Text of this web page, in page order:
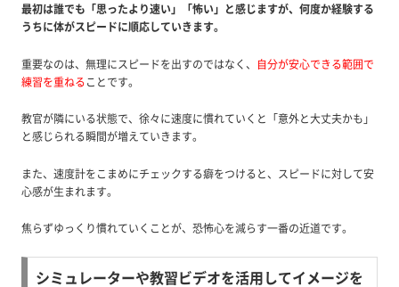
最初は誰でも「思ったより速い」「怖い」と感じますが、何度か経験する
うちに体がスピードに順応していきます。
重要なのは、無理にスピードを出すのではなく、 自分が安心できる範囲で
練習を重ねることです。
教官が隣にいる状態で、徐々に速度に慣れていくと「意外と大丈夫かも」
と感じられる瞬間が増えていきます。
また、速度計をこまめにチェックする癖をつけると、スピードに対して安
心感が生まれます。
焦らずゆっくり慣れていくことが、恐怖心を減らす一番の近道です。
シミュレーターや教習ビデオを活用してイメージを